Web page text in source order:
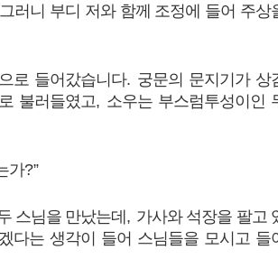
그러니 부디 저와 함께 조정에 들어 주상
로 들어갔습니다. 궁문의 문지기가 상
불러들였고, 소우는 부스럼투성이인
가?”
스님을 만났는데 , 가사와 석장을 팔고
다는 생각이 들어 스님들을 모시고 들